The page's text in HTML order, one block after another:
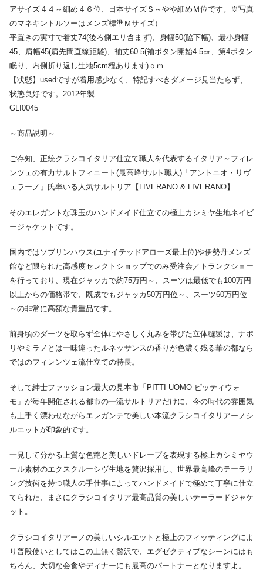
アサイズ４４～細め４６位、日本サイズＳ～やや細めＭ位です。※写真
のマネキントルソーはメンズ標準Ｍサイズ）
平置きの実寸で着丈74(後ろ側エリ含まず)、身幅50(脇下幅)、最小身幅
45、肩幅45(肩先間直線距離)、袖丈60.5(袖ボタン開始4.5㎝、第4ボタン
眠り、内側折り返し生地5cm程あります)ｃｍ
【状態】usedですが着用感少なく、特記すべきダメージ見当たらず、
状態良好です。2012年製
GLI0045
～商品説明～
ご存知、正統クラシコイタリア仕立て職人を代表するイタリア～フィレ
ンツェの有力サルトフィニート(最高峰サルト職人)「アントニオ・リヴ
ェラーノ」氏率いる人気サルトリア【LIVERANO & LIVERANO】
そのエレガントな珠玉のハンドメイド仕立ての極上カシミヤ生地ネイビ
ージャケットです。
国内ではソブリンハウス(ユナイテッドアローズ最上位)や伊勢丹メンズ
館など限られた高感度セレクトショップでのみ受注会／トランクショー
を行っており、現在ジャッカで約75万円～、スーツは最低でも100万円
以上からの価格帯で、既成でもジャッカ50万円位～、スーツ60万円位
～の非常に高額な貴重品です。
前身頃のダーツを取らず全体にやさしく丸みを帯びた立体縫製は、ナポ
リやミラノとは一味違ったルネッサンスの香りが色濃く残る華の都なら
ではのフィレンツェ流仕立ての特長。
そして紳士ファッション最大の見本市「PITTI UOMO ピッティウォ
モ」が毎年開催される都市の一流サルトリアだけに、今の時代の雰囲気
も上手く漂わせながらエレガンテで美しい本流クラシコイタリアーノシ
ルエットが印象的です。
一見して分かる上質な色艶と美しいドレープを表現する極上カシミヤウ
ール素材のエクスクルーシヴ生地を贅沢採用し、世界最高峰のテーラリ
ング技術を持つ職人の手仕事によってハンドメイドで極めて丁寧に仕立
てられた、まさにクラシコイタリア最高品質の美しいテーラードジャケ
ット。
クラシコイタリアーノの美しいシルエットと極上のフィッティングによ
り普段使いとしてはこの上無く贅沢で、エグゼクティブなシーンにはも
ちろん、大切な会食やディナーにも最高のパートナーとなりますよ。